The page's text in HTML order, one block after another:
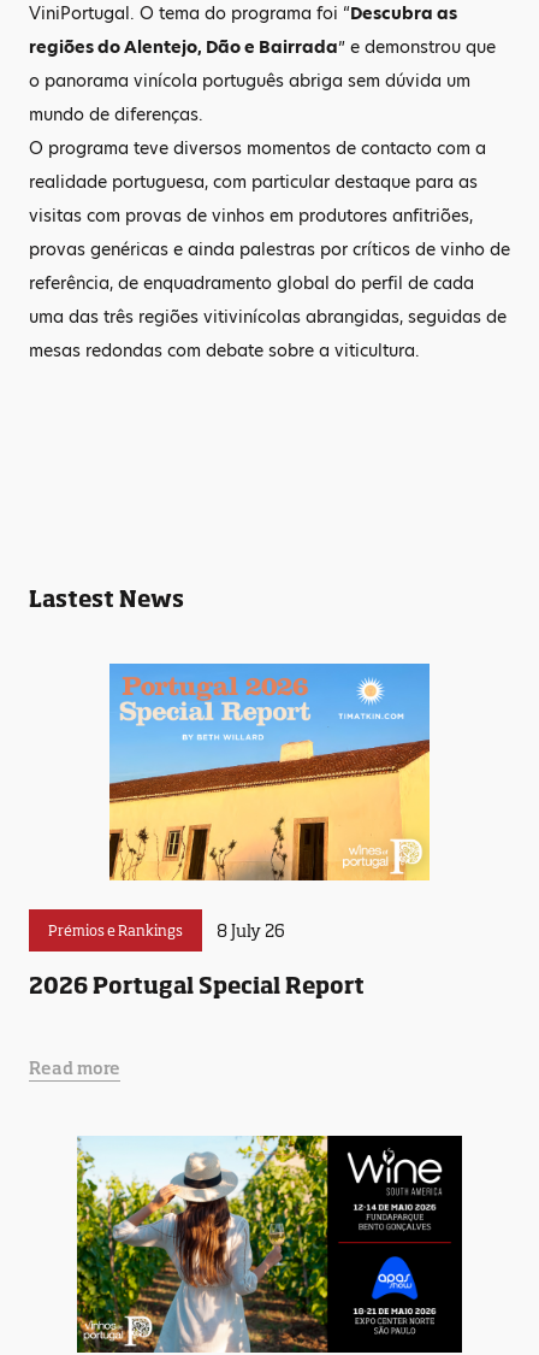
ViniPortugal. O tema do programa foi “Descubra as
regiões do Alentejo, Dão e Bairrada” e demonstrou que
o panorama vinícola português abriga sem dúvida um
mundo de diferenças.
O programa teve diversos momentos de contacto com a
realidade portuguesa, com particular destaque para as
visitas com provas de vinhos em produtores anfitriões,
provas genéricas e ainda palestras por críticos de vinho de
referência, de enquadramento global do perfil de cada
uma das três regiões vitivinícolas abrangidas, seguidas de
mesas redondas com debate sobre a viticultura.
Lastest News
Prémios e Rankings 8 July 26
2026 Portugal Special Report
Read more